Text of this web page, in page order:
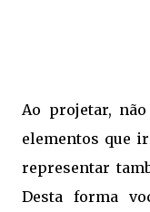
Ao projetar,
elementos que
representar
Desta forma